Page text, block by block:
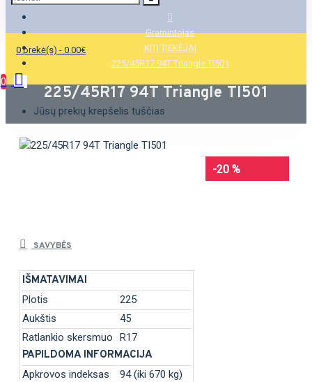
0 prekė(s) - 0.00€
0
Jūsų prekių krepšelis tuščias
Gramintojas
KITI TIEKĖJAI
225/45R17 94T Triangle TI501
225/45R17 94T Triangle TI501
-20 %
SAVYBĖS
IŠMATAVIMAI
Plotis
225
Aukštis
45
Ratlankio skersmuo
R17
PAPILDOMA INFORMACIJA
Apkrovos indeksas
94 (iki 670 kg)